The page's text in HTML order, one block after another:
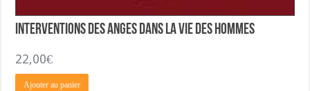
Interventions des Anges dans la Vie des Hommes
22,00€
Ajouter au panier